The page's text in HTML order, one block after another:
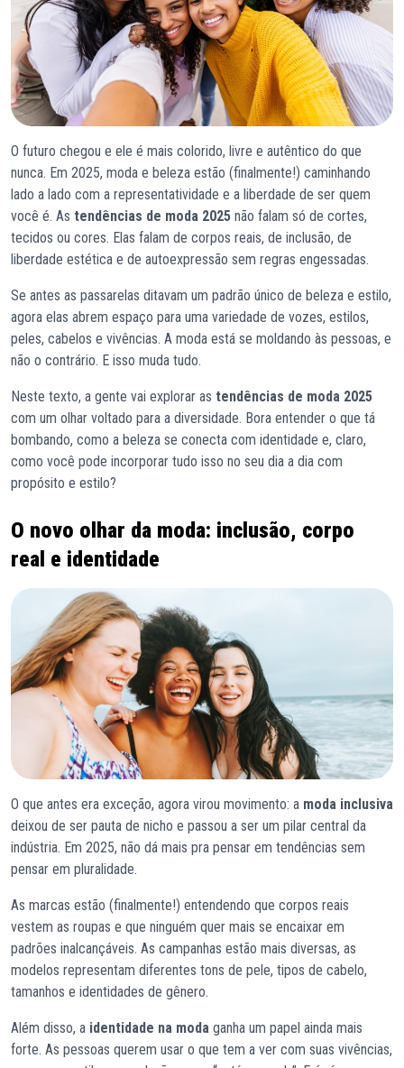
O futuro chegou e ele é mais colorido, livre e autêntico do que
nunca. Em 2025, moda e beleza estão (finalmente!) caminhando
lado a lado com a representatividade e a liberdade de ser quem
você é. As tendências de moda 2025 não falam só de cortes,
tecidos ou cores. Elas falam de corpos reais, de inclusão, de
liberdade estética e de autoexpressão sem regras engessadas.
Se antes as passarelas ditavam um padrão único de beleza e estilo,
agora elas abrem espaço para uma variedade de vozes, estilos,
peles, cabelos e vivências. A moda está se moldando às pessoas, e
não o contrário. E isso muda tudo.
Neste texto, a gente vai explorar as tendências de moda 2025
com um olhar voltado para a diversidade. Bora entender o que tá
bombando, como a beleza se conecta com identidade e, claro,
como você pode incorporar tudo isso no seu dia a dia com
propósito e estilo?
O novo olhar da moda: inclusão, corpo
real e identidade
O que antes era exceção, agora virou movimento: a moda inclusiva
deixou de ser pauta de nicho e passou a ser um pilar central da
indústria. Em 2025, não dá mais pra pensar em tendências sem
pensar em pluralidade.
As marcas estão (finalmente!) entendendo que corpos reais
vestem as roupas e que ninguém quer mais se encaixar em
padrões inalcançáveis. As campanhas estão mais diversas, as
modelos representam diferentes tons de pele, tipos de cabelo,
tamanhos e identidades de gênero.
Além disso, a identidade na moda ganha um papel ainda mais
forte. As pessoas querem usar o que tem a ver com suas vivências,